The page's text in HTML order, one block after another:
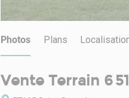
Photos Plans
Vente Terrain 6